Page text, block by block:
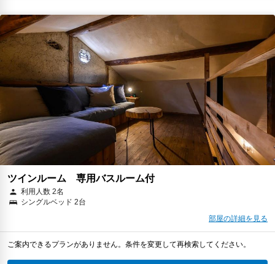
ツインルーム 専用バスルーム付
利用人数 2名
シングルベッド 2台
部屋の詳細を見る
ご案内できるプランがありません。条件を変更して再検索してください。